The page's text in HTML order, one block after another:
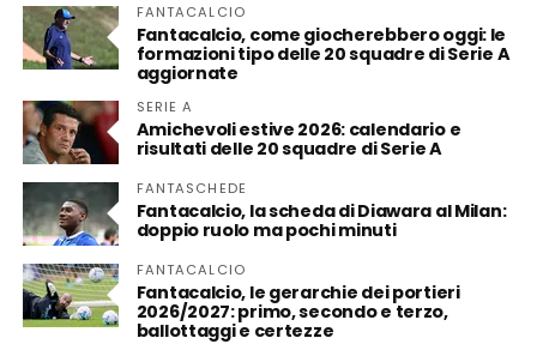
FANTACALCIO
Fantacalcio, come giocherebbero oggi: le
formazioni tipo delle 20 squadre di Serie A
aggiornate
SERIE A
Amichevoli estive 2026: calendario e
risultati delle 20 squadre di Serie A
FANTASCHEDE
Fantacalcio, la scheda di Diawara al Milan:
doppio ruolo ma pochi minuti
FANTACALCIO
Fantacalcio, le gerarchie dei portieri
2026/2027: primo, secondo e terzo,
ballottaggi e certezze